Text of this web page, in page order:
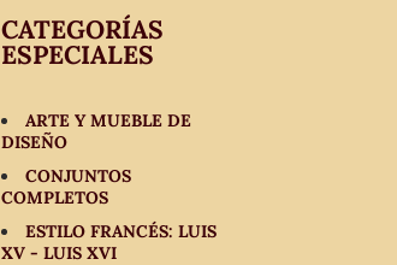
CATEGORÍAS
ESPECIALES
ARTE Y MUEBLE DE
DISEÑO
CONJUNTOS
COMPLETOS
ESTILO FRANCÉS: LUIS
XV - LUIS XVI